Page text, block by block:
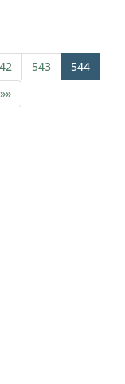
543
544
»»